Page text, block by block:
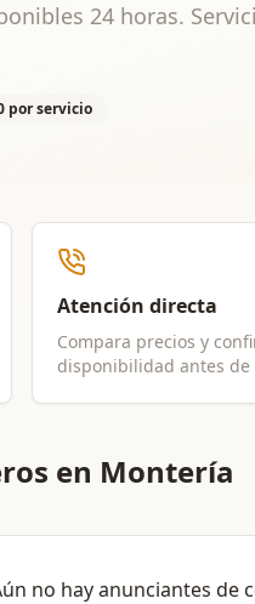
24 horas.
por servicio
Atención directa
Compara precios y
disponibilidad antes de
en Montería
no hay anunciantes de